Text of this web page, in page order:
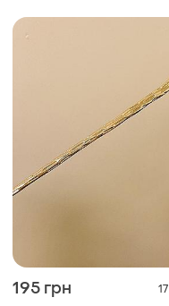
195 грн 17